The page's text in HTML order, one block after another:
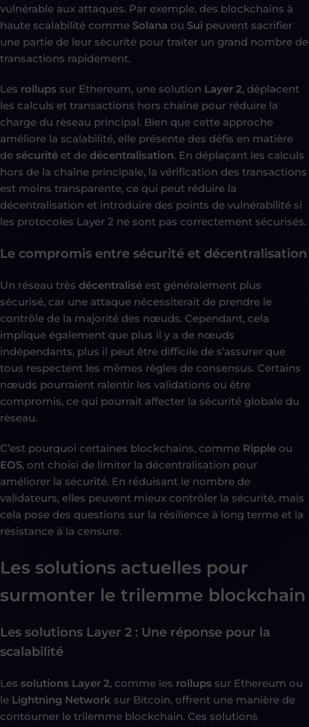
vulnérable aux attaques. Par exemple, des blockchains à
haute scalabilité comme Solana ou Sui peuvent sacrifier
une partie de leur sécurité pour traiter un grand nombre de
transactions rapidement.
Les rollups sur Ethereum, une solution Layer 2, déplacent
les calculs et transactions hors chaîne pour réduire la
charge du réseau principal. Bien que cette approche
améliore la scalabilité, elle présente des défis en matière
de sécurité et de décentralisation. En déplaçant les calculs
hors de la chaîne principale, la vérification des transactions
est moins transparente, ce qui peut réduire la
décentralisation et introduire des points de vulnérabilité si
les protocoles Layer 2 ne sont pas correctement sécurisés.
Le compromis entre sécurité et décentralisation
Un réseau très décentralisé est généralement plus
sécurisé, car une attaque nécessiterait de prendre le
contrôle de la majorité des nœuds. Cependant, cela
implique également que plus il y a de nœuds
indépendants, plus il peut être difficile de s’assurer que
tous respectent les mêmes règles de consensus. Certains
nœuds pourraient ralentir les validations ou être
compromis, ce qui pourrait affecter la sécurité globale du
réseau.
C’est pourquoi certaines blockchains, comme Ripple ou
EOS, ont choisi de limiter la décentralisation pour
améliorer la sécurité. En réduisant le nombre de
validateurs, elles peuvent mieux contrôler la sécurité, mais
cela pose des questions sur la résilience à long terme et la
résistance à la censure.
Les solutions actuelles pour
surmonter le trilemme blockchain
Les solutions Layer 2 : Une réponse pour la
scalabilité
Les solutions Layer 2, comme les rollups sur Ethereum ou
le Lightning Network sur Bitcoin, offrent une manière de
contourner le trilemme blockchain. Ces solutions